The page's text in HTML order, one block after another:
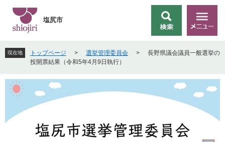
先
頭
す
を
飛
し
へ
索
メ
ニ
ー
塩尻市
現在地 トップページ > 選挙管理委員会 >
長野県議会議員一般選挙の
投開票結果（令和5年4月9日執行）